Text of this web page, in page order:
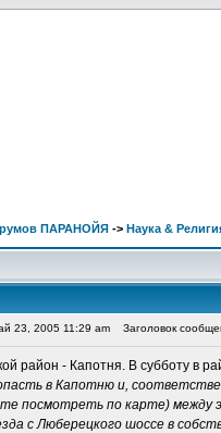
ПАРАНОЙЯ -> Наука &
23, 2005 11:29 am Заголовок
район - Капотня. В субботу в
в Капотню и,
посмотреть по карте) между
с Люберецкого шоссе в